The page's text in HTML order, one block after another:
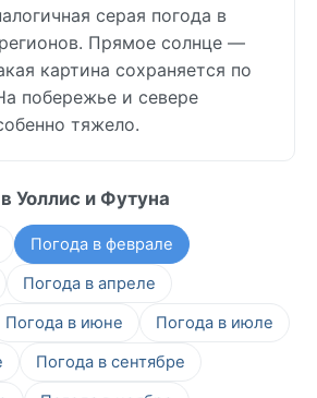
серая погода в
Прямое солнце —
картина сохраняется по
побережье и севере
тяжело.
Уоллис и Футуна
Погода в феврале
Погода в апреле
Погода в июне
Погода в июле
Погода в сентябре